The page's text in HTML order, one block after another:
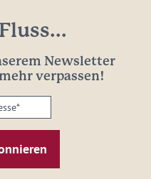
Newsletter
verpassen!